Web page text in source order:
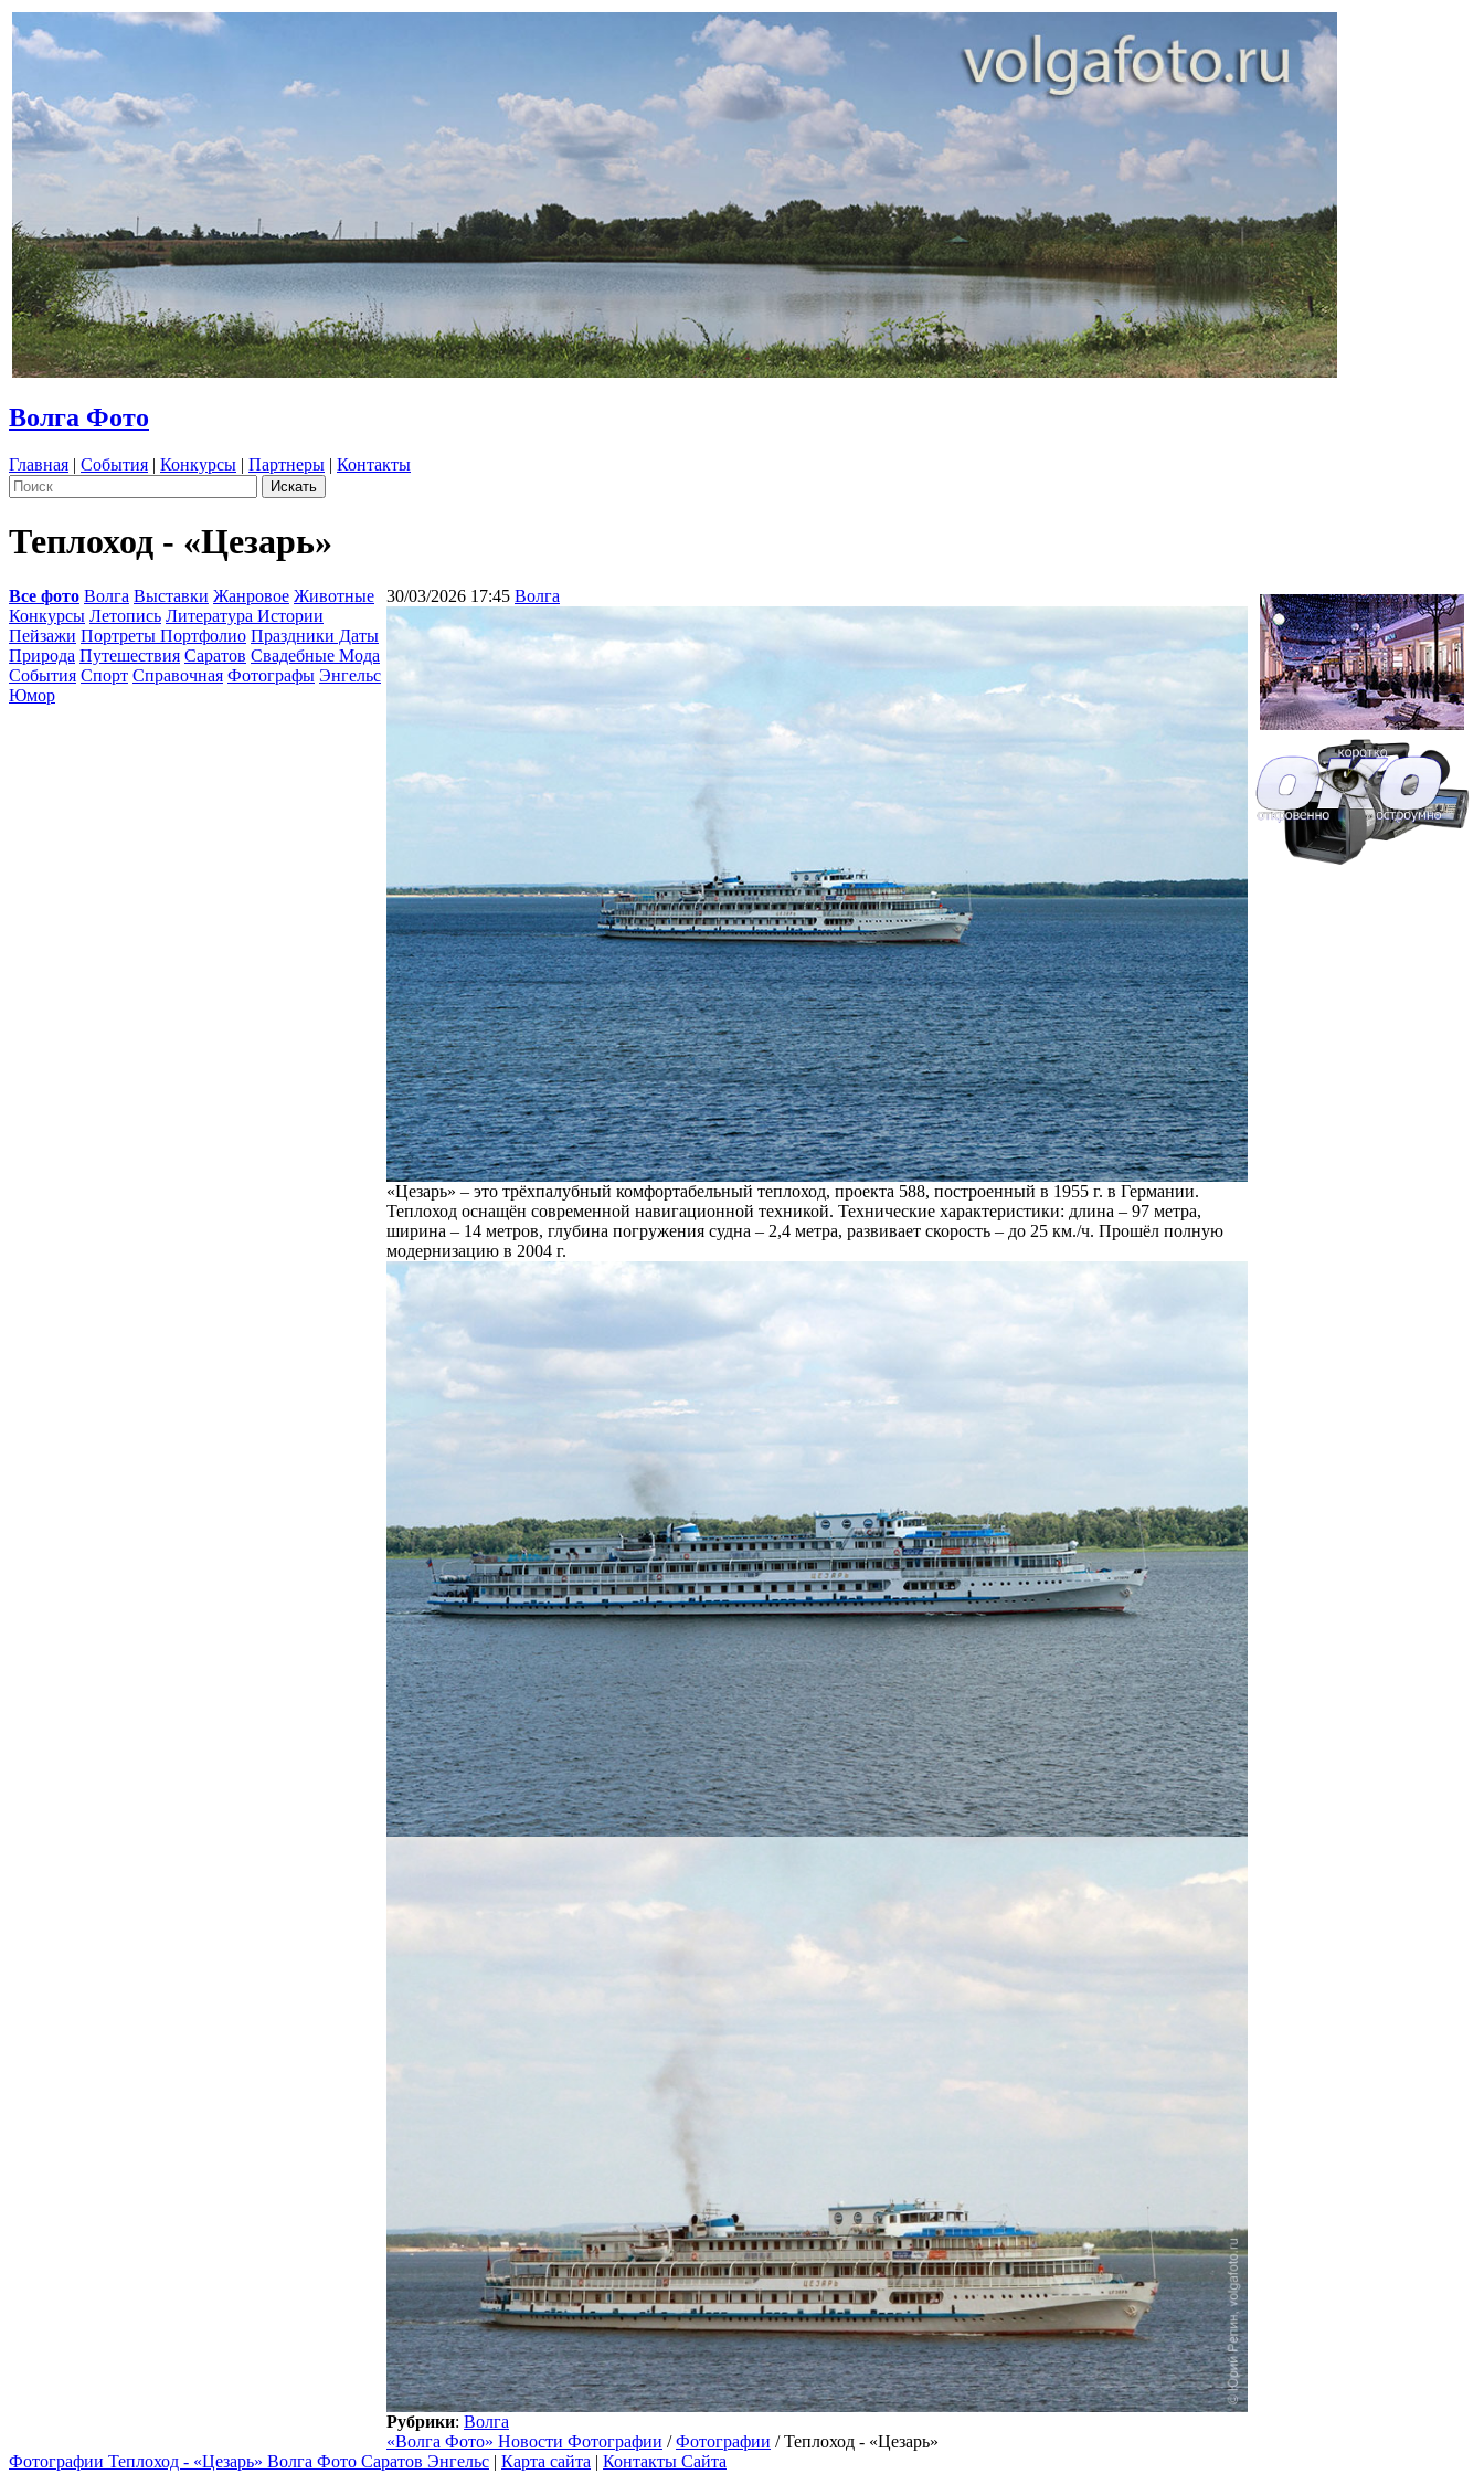
Волга Фото
Главная | События | Конкурсы | Партнеры | Контакты
Теплоход - «Цезарь»
Все фото Волга Выставки Жанровое Животные
Конкурсы Летопись Литература Истории
Пейзажи Портреты Портфолио Праздники Даты
Природа Путешествия Саратов Свадебные Мода
События Спорт Справочная Фотографы Энгельс
Юмор
30/03/2026 17:45 Волга
«Цезарь» – это трёхпалубный комфортабельный теплоход, проекта 588, построенный в 1955 г. в Германии.
Теплоход оснащён современной навигационной техникой. Технические характеристики: длина – 97 метра,
ширина – 14 метров, глубина погружения судна – 2,4 метра, развивает скорость – до 25 км./ч. Прошёл полную
модернизацию в 2004 г.
Рубрики: Волга
«Волга Фото» Новости Фотографии /Фотографии / Теплоход - «Цезарь»
Фотографии Теплоход - «Цезарь» Волга Фото Саратов Энгельс | Карта сайта | Контакты Сайта